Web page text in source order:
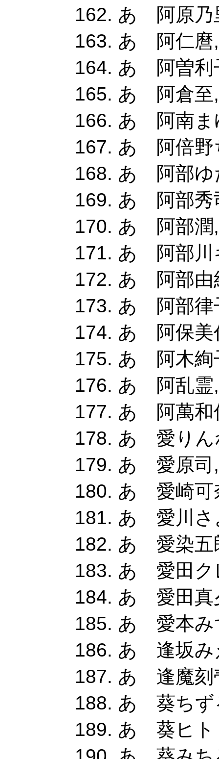
あ 阿原乃
あ 阿仁
あ 阿曽利
あ 阿倉至
あ 阿南ま
あ 阿倍野
あ 阿部ゆ
あ 阿部
あ 阿部潤
あ 阿部川
あ 阿部由
あ 阿部律
あ 阿保美
あ 阿木絢
あ 阿乱
あ 阿萬和
あ 愛りん
あ 愛原司
あ 愛崎可
あ 愛川さ
あ 愛染
あ 愛田ク
あ 愛田真
あ 愛本み
あ 逢坂
あ 逢魔
あ 葵ちず
あ 葵ヒ